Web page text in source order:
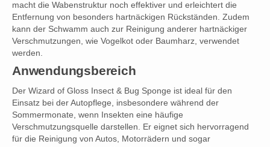
macht die Wabenstruktur noch effektiver und erleichtert die
Entfernung von besonders hartnäckigen Rückständen. Zudem
kann der Schwamm auch zur Reinigung anderer hartnäckiger
Verschmutzungen, wie Vogelkot oder Baumharz, verwendet
werden.
Anwendungsbereich
Der Wizard of Gloss Insect & Bug Sponge ist ideal für den
Einsatz bei der Autopflege, insbesondere während der
Sommermonate, wenn Insekten eine häufige
Verschmutzungsquelle darstellen. Er eignet sich hervorragend
für die Reinigung von Autos, Motorrädern und sogar